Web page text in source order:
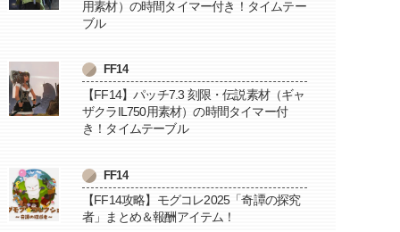
用素材）の時間タイマー付き！タイムテー
ブル
FF14
【FF14】パッチ7.3 刻限・伝説素材（ギャ
ザクラIL750用素材）の時間タイマー付
き！タイムテーブル
FF14
【FF14攻略】モグコレ2025「奇譚の探究
者」まとめ＆報酬アイテム！